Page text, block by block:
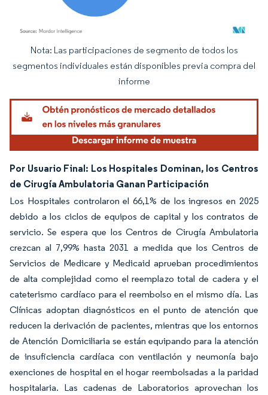
Imagen © Mordor Intelligence. El uso requiere atribución según CC BY 4.0.
Nota: Las participaciones de segmento de todos los
segmentos individuales están disponibles previa compra del
informe
Por Usuario Final: Los Hospitales Dominan, los Centros
de Cirugía Ambulatoria Ganan Participación
Los Hospitales controlaron el 66,1% de los ingresos en 2025
debido a los ciclos de equipos de capital y los contratos de
servicio. Se espera que los Centros de Cirugía Ambulatoria
crezcan al 7,99% hasta 2031 a medida que los Centros de
Servicios de Medicare y Medicaid aprueban procedimientos
de alta complejidad como el reemplazo total de cadera y el
cateterismo cardíaco para el reembolso en el mismo día. Las
Clínicas adoptan diagnósticos en el punto de atención que
reducen la derivación de pacientes, mientras que los entornos
de Atención Domiciliaria se están equipando para la atención
de insuficiencia cardíaca con ventilación y neumonía bajo
exenciones de hospital en el hogar reembolsadas a la paridad
hospitalaria. Las cadenas de Laboratorios aprovechan los